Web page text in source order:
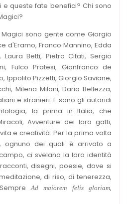
e queste fate benefici? Chi sono
sono gente come Giorgio
d'Eramo, Franco Mannino, Edda
Laura Betti, Pietro Citati, Sergio
Fulco Pratesi, Gianfranco de
Ippolito Pizzetti, Giorgio Saviane,
Milena Milani, Dario Bellezza,
e stranieri. E sono gli autoridi
la prima in Italia, che
Avventure dei loro gatti,
e creatività. Per la prima volta
ognuno dei quali è arrivato a
ci svelano la loro identità
disegni, poesie, dove si
di riso, di tenerezza,
Ad maiorem felis gloriam,